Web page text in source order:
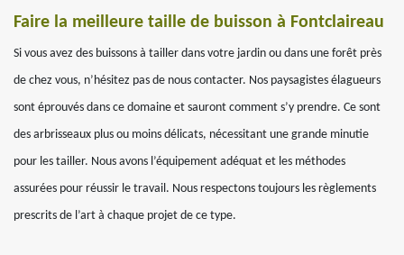
Faire la meilleure taille de buisson à Fontclaireau
Si vous avez des buissons à tailler dans votre jardin ou dans une forêt près
de chez vous, n’hésitez pas de nous contacter. Nos paysagistes élagueurs
sont éprouvés dans ce domaine et sauront comment s’y prendre. Ce sont
des arbrisseaux plus ou moins délicats, nécessitant une grande minutie
pour les tailler. Nous avons l’équipement adéquat et les méthodes
assurées pour réussir le travail. Nous respectons toujours les règlements
prescrits de l’art à chaque projet de ce type.